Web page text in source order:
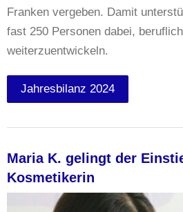
Franken vergeben. Damit
fast 250 Personen dabei,
weiterzuentwickeln.
Jahresbilanz 2024
Maria K. gelingt der
Kosmetikerin